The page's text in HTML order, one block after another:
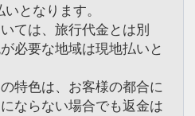
となります。
ては、旅行代金とは別
必要な地域は現地払いと
の特色は、お客様の都合に
ならない場合でも返金は